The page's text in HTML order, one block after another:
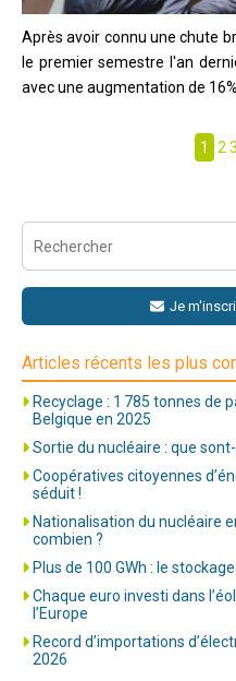
Après avoir connu une chute
le premier semestre l'an
avec une augmentation de
1 2 3
Je
Articles récents les plus
Recyclage : 1 785 tonnes de
Belgique en 2025
Sortie du nucléaire : que
Coopératives citoyennes
séduit !
Nationalisation du nucléaire
combien ?
Plus de 100 GWh : le
Chaque euro investi dans
l’Europe
Record d’importations
2026